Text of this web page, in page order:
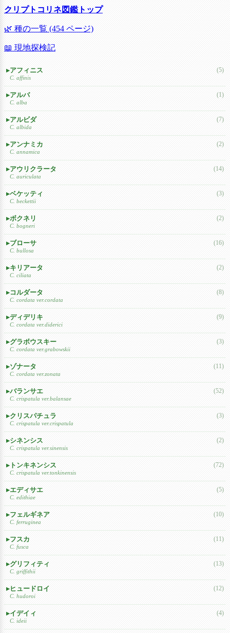
クリプトコリネ図鑑トップ
🌿 種の一覧 (454 ページ)
📖 現地探検記
アフィニス
C. affinis
(5)
アルバ
C. alba
(1)
アルビダ
C. albida
(7)
アンナミカ
C. annamica
(2)
アウリクラータ
C. auriculata
(14)
ベケッティ
C. beckettii
(3)
ボクネリ
C. bogneri
(2)
ブローサ
C. bullosa
(16)
キリアータ
C. ciliata
(2)
コルダータ
C. cordata ver.cordata
(8)
ディデリキ
C. cordata ver.diderici
(9)
グラボウスキー
C. cordata ver.grabowskii
(3)
ゾナータ
C. cordata ver.zonata
(11)
バランサエ
C. crispatula ver.balansae
(52)
クリスパチュラ
C. crispatula ver.crispatula
(3)
シネンシス
C. crispatula ver.sinensis
(2)
トンキネンシス
C. crispatula ver.tonkinensis
(72)
エディサエ
C. edithiae
(5)
フェルギネア
C. ferruginea
(10)
フスカ
C. fusca
(11)
グリフィティ
C. griffithii
(13)
ヒュードロイ
C. hudoroi
(12)
イデイィ
C. ideii
(4)